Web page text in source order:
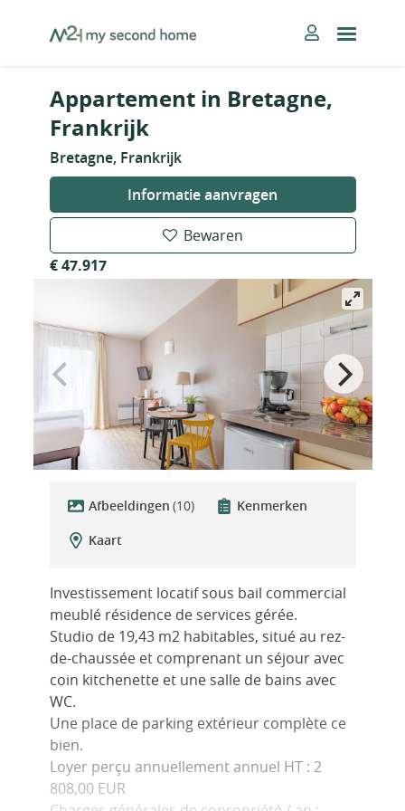
MySecondHome
Appartement in Bretagne,
Frankrijk
Bretagne, Frankrijk
Informatie aanvragen
Bewaren
€ 47.917
Afbeeldingen (10)
Kenmerken
Kaart
Investissement locatif sous bail commercial
meublé résidence de services gérée.
Studio de 19,43 m2 habitables, situé au rez-
de-chaussée et comprenant un séjour avec
coin kitchenette et une salle de bains avec
WC.
Une place de parking extérieur complète ce
bien.
Loyer perçu annuellement annuel HT : 2
808,00 EUR